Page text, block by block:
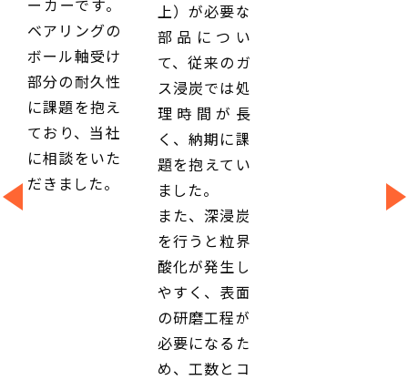
ベアリングの
ボール軸受け
部分の耐久性
に課題を抱え
ており、当社
に相談をいた
だきました。
上）が必要な
部品につい
て、従来のガ
ス浸炭では処
理時間が長
く、納期に課
題を抱えてい
ました。
また、深浸炭
を行うと粒界
酸化が発生し
やすく、表面
の研磨工程が
必要になるた
め、工数とコ